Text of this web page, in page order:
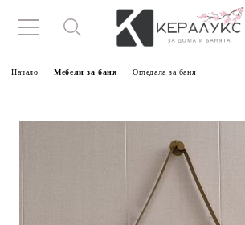
Начало Мебели за баня Огледала за баня